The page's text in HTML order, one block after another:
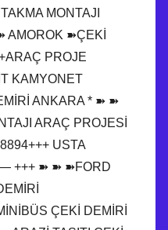
MONTAJI
AMOROK ➽ÇEKİ
PROJE
KAMYONET
ANKARA * ➽ ➽
ARAÇ PROJESİ
USTA
+++ ➽ ➽ ➽FORD
ÇEKİ DEMİRİ